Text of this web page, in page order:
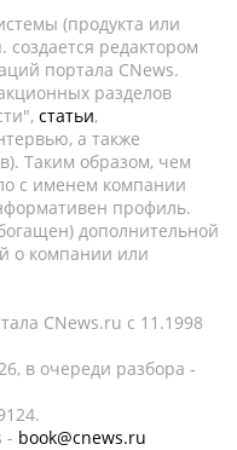
(продукта или
создается редактором
портала CNews.
разделов
статьи,
а также
Таким образом, чем
с именем компании
профиль.
дополнительной
о компании или
CNews.ru c 11.1998
в очереди разбора -
- book@cnews.ru